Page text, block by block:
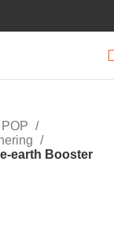
earth Booster